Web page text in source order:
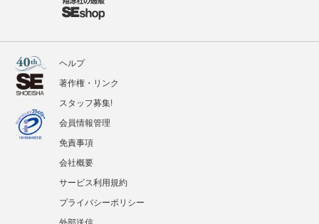
ヘルプ
著作権・リンク
スタッフ募集!
会員情報管理
免責事項
会社概要
サービス利用規約
プライバシーポリシー
外部送信